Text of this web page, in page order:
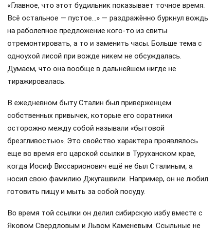
«Главное, что этот будильник показывает точное время.
Всё остальное — пустое…» — раздражённо буркнул вождь
на раболепное предложение кого-то из свиты
отремонтировать, а то и заменить часы. Больше тема с
одноухой лисой при вожде никем не обсуждалась.
Думаем, что она вообще в дальнейшем нигде не
тиражировалась.
В ежедневном быту Сталин был приверженцем
собственных привычек, которые его соратники
осторожно между собой называли «бытовой
брезгливостью». Это свойство характера проявлялось
еще во время его царской ссылки в Туруханском крае,
когда Иосиф Виссарионович ещё не был Сталиным, а
носил свою фамилию Джугашвили. Например, он не любил
готовить пищу и мыть за собой посуду.
Во время той ссылки он делил сибирскую избу вместе с
Яковом Свердловым и Львом Каменевым. Ссыльные не